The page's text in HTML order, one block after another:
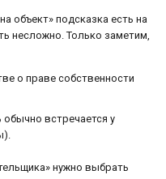
объект» подсказка есть на
несложно. Только заметим,
о праве собственности
встречается у
нужно выбрать